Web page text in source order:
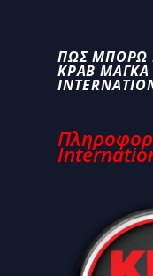
ΠΩΣ ΜΠΟΡΏ
ΚΡΑΒ ΜΑΓΚΆ